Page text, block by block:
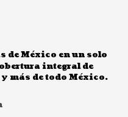
México en un solo
integral de
más de todo México.